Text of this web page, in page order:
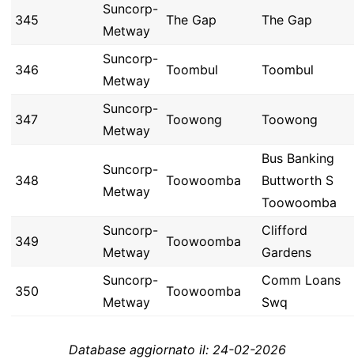
345
Suncorp-
Metway
The Gap The Gap
346
Suncorp-
Metway
Toombul Toombul
347
Suncorp-
Metway
Toowong Toowong
348
Suncorp-
Metway
Toowoomba
Bus Banking
Buttworth S
Toowoomba
349
Suncorp-
Metway
Toowoomba
Clifford
Gardens
350
Suncorp-
Metway
Toowoomba
Comm Loans
Swq
Database aggiornato il: 24-02-2026